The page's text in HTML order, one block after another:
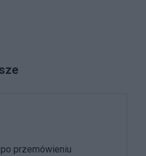
przemówieniu